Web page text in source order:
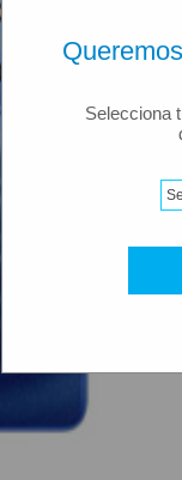
Selecciona